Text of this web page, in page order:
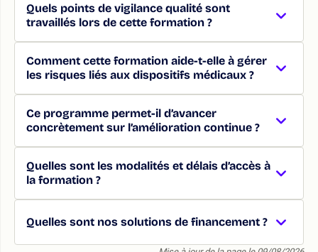
Quels points de vigilance qualité sont
travaillés lors de cette formation ?
Comment cette formation aide-t-elle à gérer
les risques liés aux dispositifs médicaux ?
Ce programme permet-il d’avancer
concrètement sur l’amélioration continue ?
Quelles sont les modalités et délais d’accès à
la formation ?
Quelles sont nos solutions de financement ?